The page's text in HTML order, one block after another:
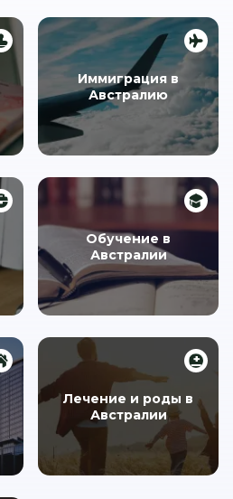
Иммиграция в
Австралию
Обучение в
Австралии
Лечение и роды в
Австралии